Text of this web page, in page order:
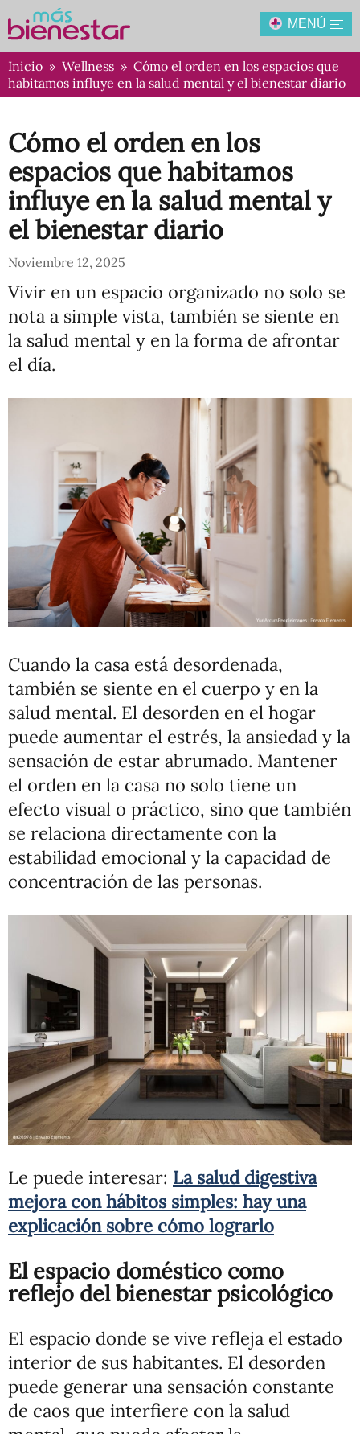
MENÚ
Inicio » Wellness » Cómo el orden en los espacios que
habitamos influye en la salud mental y el bienestar diario
Cómo el orden en los
espacios que habitamos
influye en la salud mental y
el bienestar diario
Noviembre 12, 2025
Vivir en un espacio organizado no solo se
nota a simple vista, también se siente en
la salud mental y en la forma de afrontar
el día.
Cuando la casa está desordenada,
también se siente en el cuerpo y en la
salud mental. El desorden en el hogar
puede aumentar el estrés, la ansiedad y la
sensación de estar abrumado. Mantener
el orden en la casa no solo tiene un
efecto visual o práctico, sino que también
se relaciona directamente con la
estabilidad emocional y la capacidad de
concentración de las personas.
Le puede interesar: La salud digestiva
mejora con hábitos simples: hay una
explicación sobre cómo lograrlo
El espacio doméstico como
reflejo del bienestar psicológico
El espacio donde se vive refleja el estado
interior de sus habitantes. El desorden
puede generar una sensación constante
de caos que interfiere con la salud